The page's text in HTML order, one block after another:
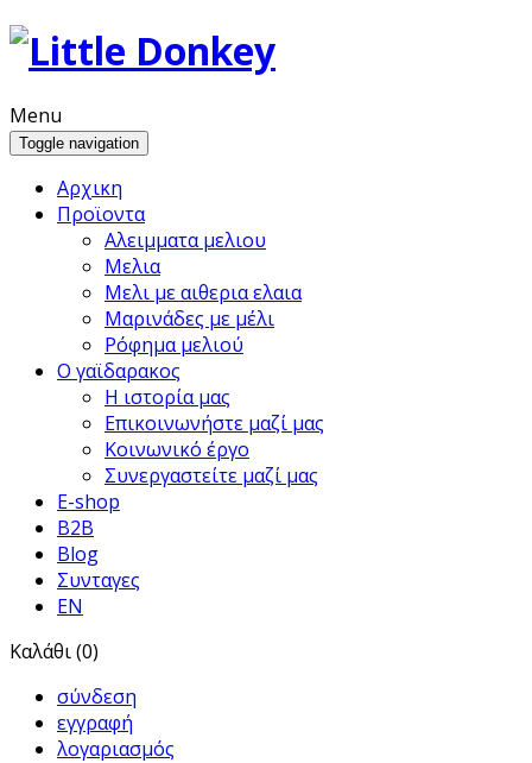
Menu
Toggle navigation
Αρχικη
Προϊoντα
Αλειμματα μελιου
Μελια
Μελι με αιθερια ελαια
Μαρινάδες με μέλι
Ρόφημα μελιού
Ο γαϊδαρακος
Η ιστορία μας
Επικοινωνήστε μαζί μας
Κοινωνικό έργο
Συνεργαστείτε μαζί μας
E-shop
B2B
Blog
Συνταγες
EN
Καλάθι (0)
σύνδεση
εγγραφή
λογαριασμός